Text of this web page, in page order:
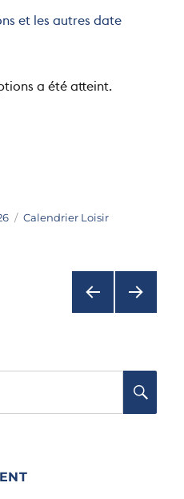
et les autres date
a été atteint.
Catégories
Calendrier Loisir
SUIV